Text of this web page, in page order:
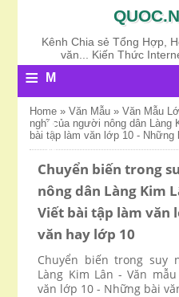
Kênh Chia sẻ Tổng Hợp,
văn... Kiến Thức
≡
M
N
U
Home »Văn Mẫu »Văn Mẫu
nghĩ của người nông dân Làng
bài tập làm văn lớp 10 - Những
Chuyển biến trong
nông dân Làng Kim
Viết bài tập làm văn
văn hay lớp 10
Chuyển biến trong suy
Làng Kim Lân - Văn
văn lớp 10 - Những bài